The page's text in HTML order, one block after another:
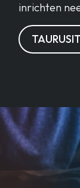
inrichten